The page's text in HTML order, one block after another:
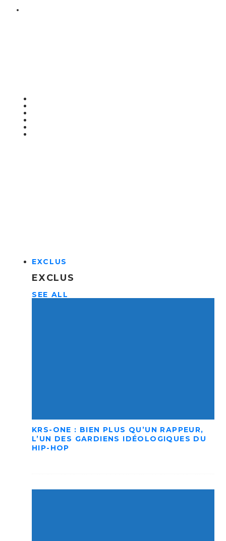
EXCLUS
EXCLUS
SEE ALL
KRS-ONE : BIEN PLUS QU’UN RAPPEUR,
L’UN DES GARDIENS IDÉOLOGIQUES DU
HIP-HOP